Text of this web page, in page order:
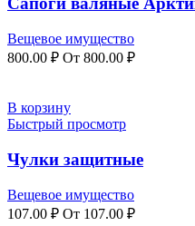
Вещевое имущество
800.00 ₽ От 800.00 ₽
В корзину
Быстрый просмотр
Чулки защитные
Вещевое имущество
107.00 ₽ От 107.00 ₽